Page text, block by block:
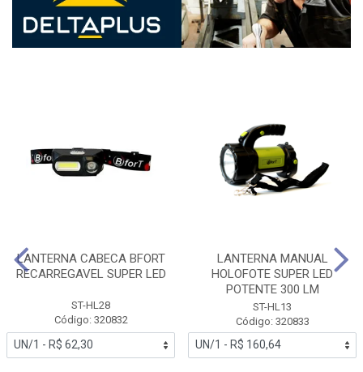
LANTERNA CABECA BFORT
RECARREGAVEL SUPER LED
ST-HL28
Código: 320832
LANTERNA MANUAL
HOLOFOTE SUPER LED
POTENTE 300 LM
ST-HL13
Código: 320833